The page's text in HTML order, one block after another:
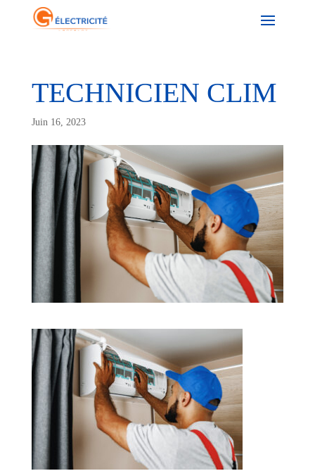
TECHNICIEN CLIM
Juin 16, 2023